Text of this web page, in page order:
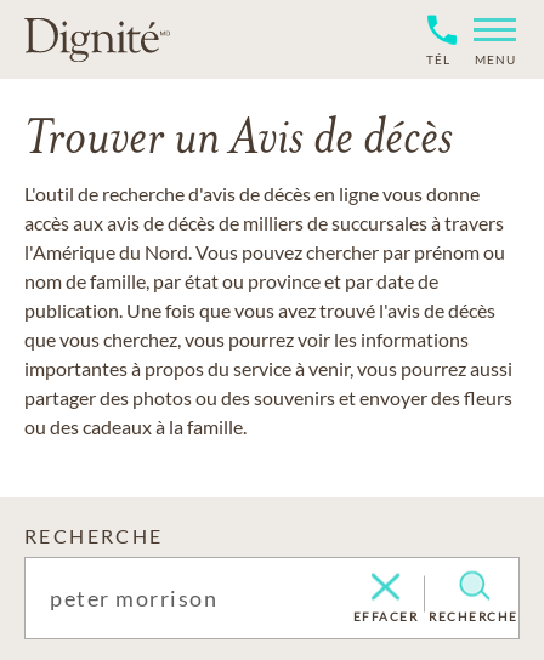
TÉL MENU
Trouver un Avis de décès
L'outil de recherche d'avis de décès en ligne vous donne
accès aux avis de décès de milliers de succursales à travers
l'Amérique du Nord. Vous pouvez chercher par prénom ou
nom de famille, par état ou province et par date de
publication. Une fois que vous avez trouvé l'avis de décès
que vous cherchez, vous pourrez voir les informations
importantes à propos du service à venir, vous pourrez aussi
partager des photos ou des souvenirs et envoyer des fleurs
ou des cadeaux à la famille.
RECHERCHE
EFFACER RECHERCHE